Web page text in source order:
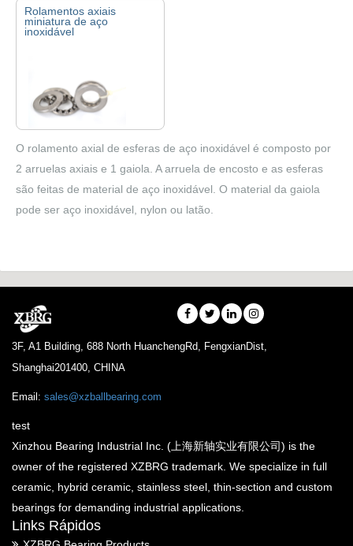
Single direction thrust
ball bearings are a kind
of separation bearings.
Rolamentos axiais
miniatura de aço
inoxidável
ball bearings are a kind
of separation bearings.
They consist washers,
cages and balls. The …
O rolamento axial de esferas de aço inoxidável é composto por
2 arruelas axiais e 1 gaiola. A arruela de encosto e as esferas
são feitas de material de aço inoxidável. O material da gaiola
pode ser aço inoxidável, nylon ou latão.
3F, A1 Building, 688 North HuanchengRd, FengxianDist,
Shanghai201400, CHINA
Email: sales@xzballbearing.com
test
Xinzhou Bearing Industrial Inc. (上海新轴实业有限公司) is the
owner of the registered XZBRG trademark. We specialize in full
ceramic, hybrid ceramic, stainless steel, thin-section and custom
bearings for demanding industrial applications.
Links Rápidos